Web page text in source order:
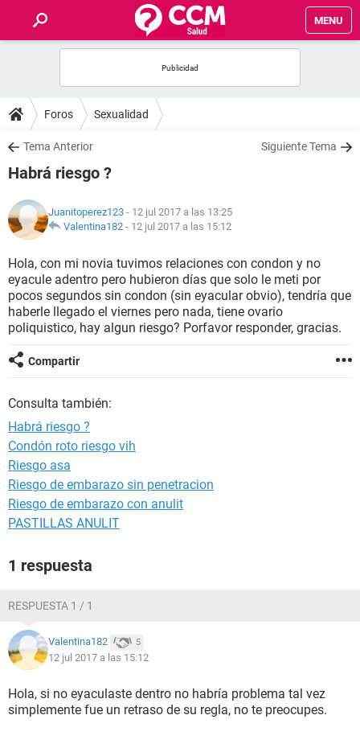
MENU
FOROS
SALUD
NUTRICIÓN
BIENESTAR
SEXUALIDAD
GLOSARIO
Foros Sexualidad
Tema Anterior Siguiente Tema
Habrá riesgo ?
Juanitoperez123 - 12 jul 2017 a las 13:25
Valentina182 - 12 jul 2017 a las 15:12
Hola, con mi novia tuvimos relaciones con condon y no
eyacule adentro pero hubieron días que solo le meti por
pocos segundos sin condon (sin eyacular obvio), tendría que
haberle llegado el viernes pero nada, tiene ovario
poliquistico, hay algun riesgo? Porfavor responder, gracias.
Compartir
Consulta también:
Habrá riesgo ?
Condón roto riesgo vih
Riesgo asa
Riesgo de embarazo sin penetracion
Riesgo de embarazo con anulit
PASTILLAS ANULIT
1 respuesta
RESPUESTA 1 / 1
Valentina182 5
12 jul 2017 a las 15:12
Hola, si no eyaculaste dentro no habría problema tal vez
simplemente fue un retraso de su regla, no te preocupes.